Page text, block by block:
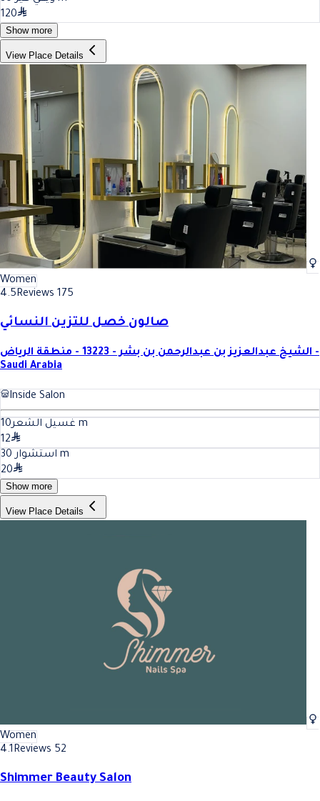
120
Show more
View Place Details
Women
4.5Reviews 175
صالون خصل للتزين النسائي
الشيخ عبدالعزيز بن عبدالرحمن بن بشر - 13223 - منطقة الرياض -
Saudi Arabia
Inside Salon
غسيل الشعر10
m
12
استشوار 30
m
20
Show more
View Place Details
Women
4.1Reviews 52
Shimmer Beauty Salon